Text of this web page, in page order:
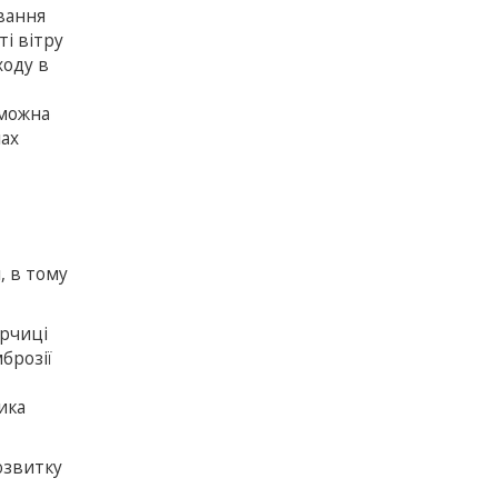
вітру
в
в тому